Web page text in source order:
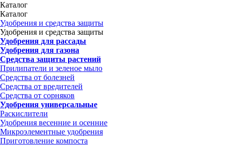
Каталог
Каталог
Удобрения и средства защиты
Удобрения и средства защиты
Удобрения для рассады
Удобрения для газона
Средства защиты растений
Прилипатели и зеленое мыло
Средства от болезней
Средства от вредителей
Средства от сорняков
Удобрения универсальные
Раскислители
Удобрения весенние и осенние
Микроэлементные удобрения
Приготовление компоста